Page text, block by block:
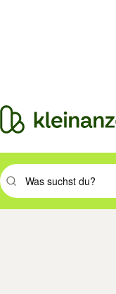
Suchbegriff eingeben.